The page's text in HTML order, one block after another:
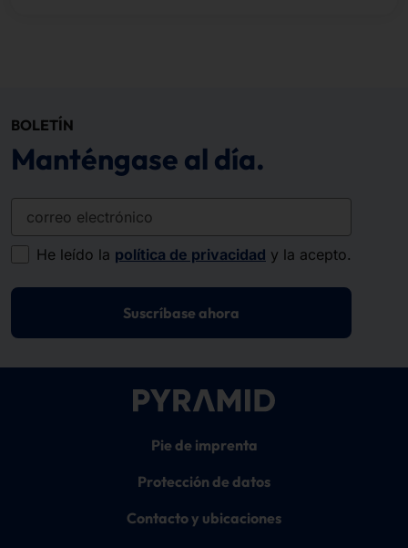
BOLETÍN
Manténgase al día.
correo electrónico
He leído la política de privacidad y la acepto.
Suscríbase ahora
Pie de imprenta
Protección de datos
Contacto y ubicaciones